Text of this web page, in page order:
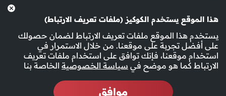
هذا الموقع يستخدم الكوكيز (ملفات تعريف الارتباط)
يستخدم هذا الموقع ملفات تعريف الارتباط لضمان حصولك
على أفضل تجربة على موقعنا. من خلال الاستمرار في
استخدام موقعنا، فإنك توافق على استخدام ملفات تعريف
الارتباط كما هو موضح في سياسة الخصوصية الخاصة بنا
موافق
سياسة الخصوصية الأحكام والشروط